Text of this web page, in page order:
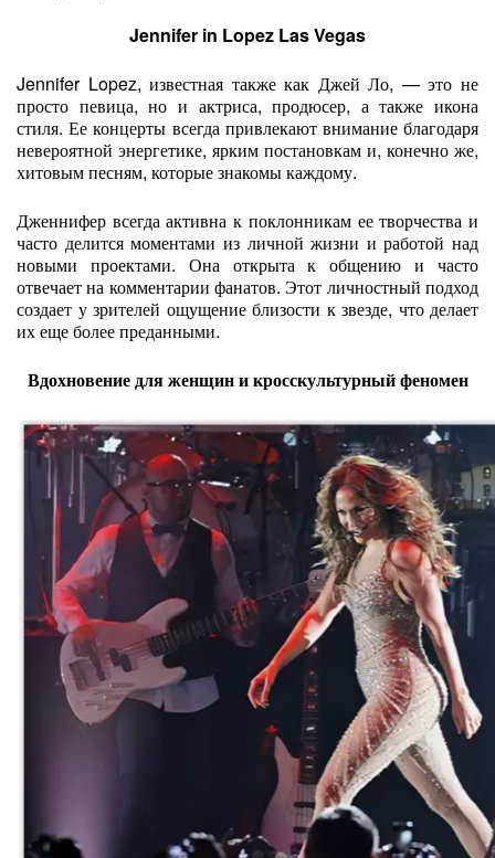
Jennifer in Lopez Las Vegas
Jennifer Lopez, известная также как Джей Ло, — это не
просто певица, но и актриса, продюсер, а также икона
стиля. Ее концерты всегда привлекают внимание благодаря
невероятной энергетике, ярким постановкам и, конечно же,
хитовым песням, которые знакомы каждому.
Дженнифер всегда активна к поклонникам ее творчества и
часто делится моментами из личной жизни и работой над
новыми проектами. Она открыта к общению и часто
отвечает на комментарии фанатов. Этот личностный подход
создает у зрителей ощущение близости к звезде, что делает
их еще более преданными.
Вдохновение для женщин и кросскультурный феномен